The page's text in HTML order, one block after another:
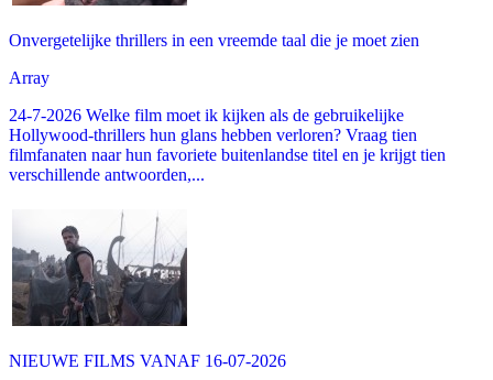
Onvergetelijke thrillers in een vreemde taal die je moet zien
Array
24-7-2026 Welke film moet ik kijken als de gebruikelijke
Hollywood-thrillers hun glans hebben verloren? Vraag tien
filmfanaten naar hun favoriete buitenlandse titel en je krijgt tien
verschillende antwoorden,...
NIEUWE FILMS VANAF 16-07-2026